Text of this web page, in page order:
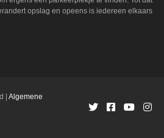
opslag en opeens is iedereen elkaars
Algemene